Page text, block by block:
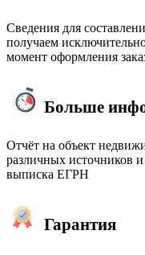
Сведения для
получаем
момент оформления
Больше
Отчёт на объект
различных источников
выписка ЕГРН
Гарантия